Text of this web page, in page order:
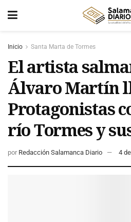
Inicio Santa Marta de Tormes
El artista
Álvaro Martín
Protagonistas
río Tormes y
por Redacción Salamanca Diario 4